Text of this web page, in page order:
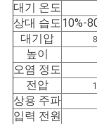
대기 온도
상대 습도10%-
대기압
높이
오염 정도
전압
상용 주파
입력 전원